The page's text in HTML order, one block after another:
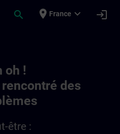
search place France expand_more login
oh !
des
être :